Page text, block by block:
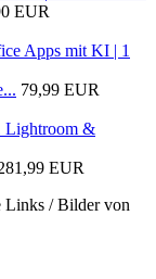
EUR
79,99 EUR
EUR
Links / Bilder von